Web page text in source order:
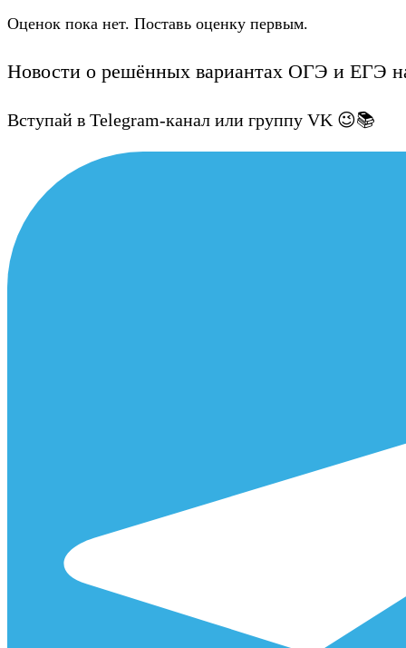
Оценок пока нет. Поставь оценку первым.
Новости о решённых вариантах ОГЭ и ЕГЭ
Вступай в Telegram-канал или группу VK 😉📚